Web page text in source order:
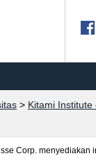
> Kitami Institute
Corp. menyediakan